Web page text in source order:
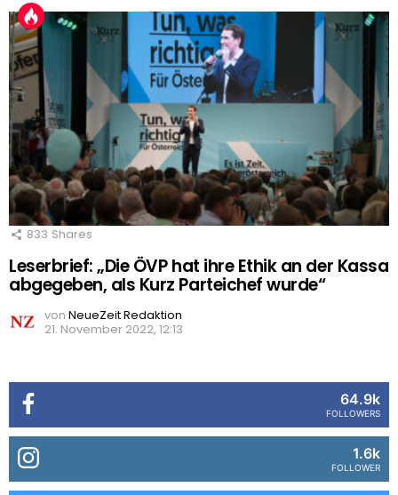
833 Shares
Leserbrief: „Die ÖVP hat ihre Ethik an der Kassa
abgegeben, als Kurz Parteichef wurde“
von NeueZeit Redaktion
21. November 2022, 12:13
64.9k
FOLLOWERS
1.6k
FOLLOWER